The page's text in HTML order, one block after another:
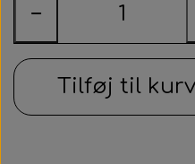
−
Tilføj til kurv